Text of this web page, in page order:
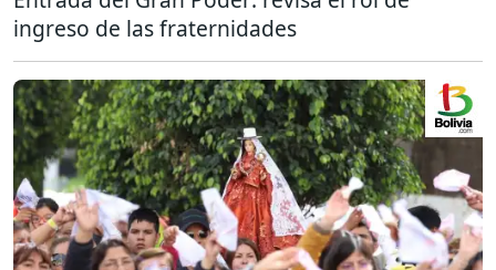
ingreso de las fraternidades